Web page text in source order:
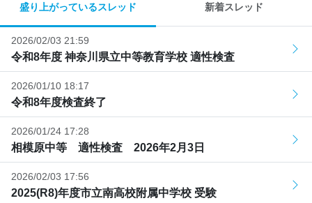
盛り上がっているスレッド 新着スレッド
2026/02/03 21:59
令和8年度 神奈川県立中等教育学校 適性検査
2026/01/10 18:17
令和8年度検査終了
2026/01/24 17:28
相模原中等 適性検査 2026年2月3日
2026/02/03 17:56
2025(R8)年度市立南高校附属中学校 受験